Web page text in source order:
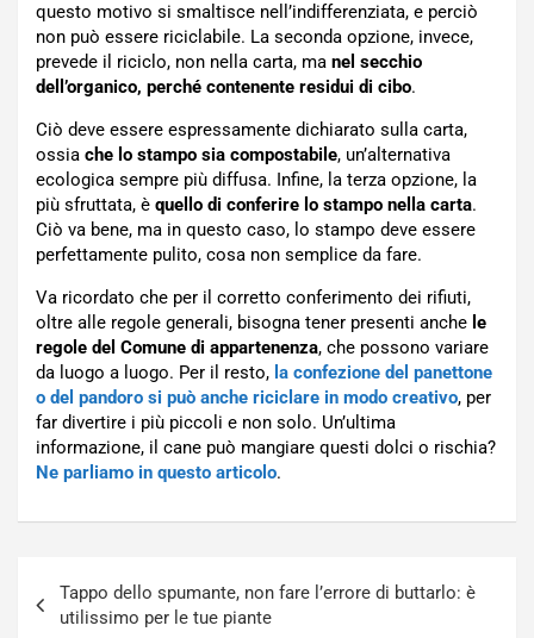
questo motivo si smaltisce nell’indifferenziata, e perciò
non può essere riciclabile. La seconda opzione, invece,
prevede il riciclo, non nella carta, ma nel secchio
dell’organico, perché contenente residui di cibo.
Ciò deve essere espressamente dichiarato sulla carta,
ossia che lo stampo sia compostabile, un’alternativa
ecologica sempre più diffusa. Infine, la terza opzione, la
più sfruttata, è quello di conferire lo stampo nella carta.
Ciò va bene, ma in questo caso, lo stampo deve essere
perfettamente pulito, cosa non semplice da fare.
Va ricordato che per il corretto conferimento dei rifiuti,
oltre alle regole generali, bisogna tener presenti anche le
regole del Comune di appartenenza, che possono variare
da luogo a luogo. Per il resto, la confezione del panettone
o del pandoro si può anche riciclare in modo creativo, per
far divertire i più piccoli e non solo. Un’ultima
informazione, il cane può mangiare questi dolci o rischia?
Ne parliamo in questo articolo.
articoli
Tappo dello spumante, non fare l’errore di buttarlo: è
utilissimo per le tue piante